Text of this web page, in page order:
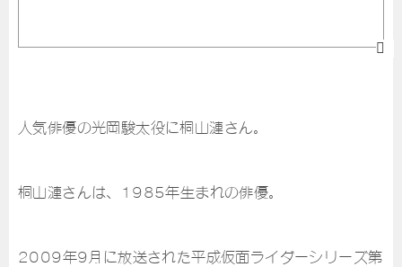
人気俳優の光岡駿太役に桐山漣さん。
桐山漣さんは、1985年生まれの俳優。
2009年9月に放送された平成仮面ライダーシリーズ第